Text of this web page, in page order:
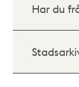
Har du